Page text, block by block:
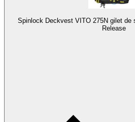
Spinlock Deckvest VITO 275N gilet de
Release